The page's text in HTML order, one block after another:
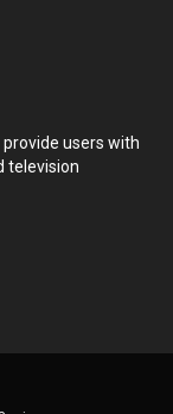
users with
television